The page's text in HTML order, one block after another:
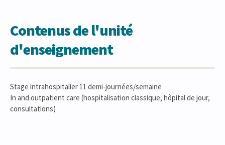
Contenus de l'unité
d'enseignement
Stage intrahospitalier 11 demi-journées/semaine
In and outpatient care (hospitalisation classique, hôpital de jour,
consultations)